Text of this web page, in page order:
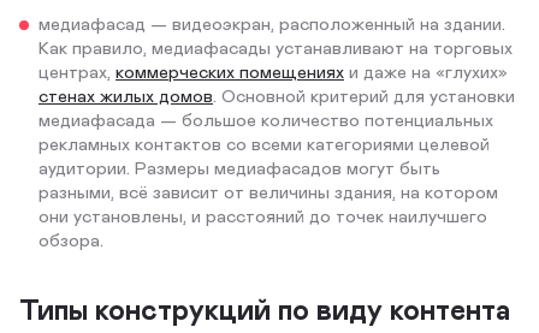
медиафасад — видеоэкран, расположенный на здании.
Как правило, медиафасады устанавливают на торговых
центрах, коммерческих помещениях и даже на «глухих»
стенах жилых домов . Основной критерий для установки
медиафасада — большое количество потенциальных
рекламных контактов со всеми категориями целевой
аудитории. Размеры медиафасадов могут быть
разными, всё зависит от величины здания, на котором
они установлены, и расстояний до точек наилучшего
обзора.
Типы конструкций по виду контента